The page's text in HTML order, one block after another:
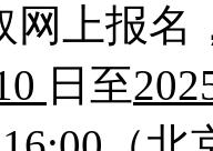
网上报名
日至